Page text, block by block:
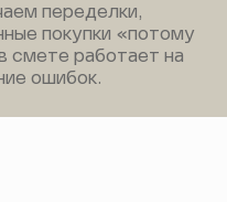
переделки,
покупки «потому
смете работает на
ошибок.